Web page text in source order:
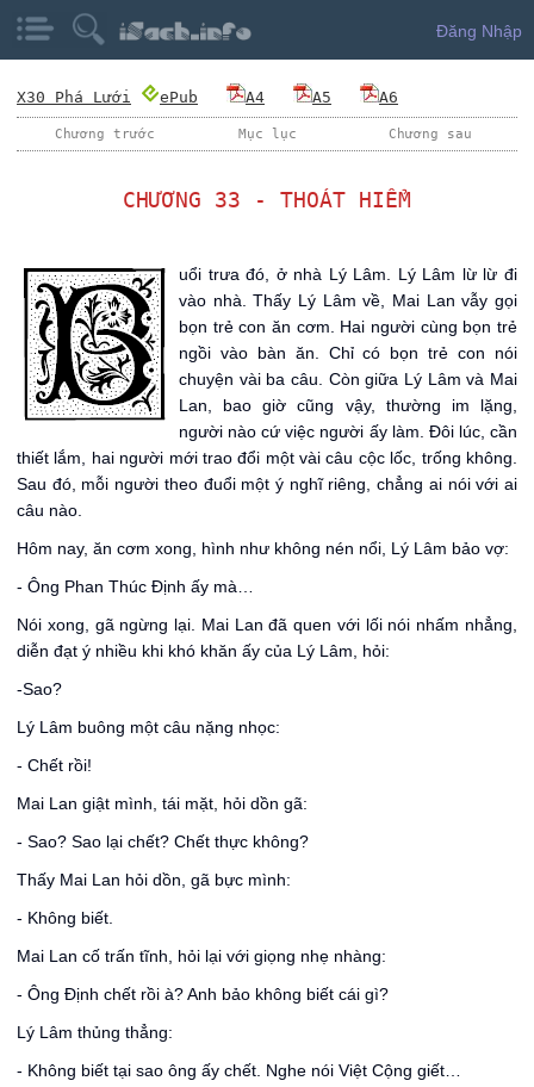
Đăng Nhập
X30 Phá Lưới ePub A4 A5 A6
Chương trước Mục lục Chương sau
CHƯƠNG 33 - THOÁT HIỂM
uổi trưa đó, ở nhà Lý Lâm. Lý Lâm lừ lừ đi
vào nhà. Thấy Lý Lâm về, Mai Lan vẫy gọi
bọn trẻ con ăn cơm. Hai người cùng bọn trẻ
ngồi vào bàn ăn. Chỉ có bọn trẻ con nói
chuyện vài ba câu. Còn giữa Lý Lâm và Mai
Lan, bao giờ cũng vậy, thường im lặng,
người nào cứ việc người ấy làm. Đôi lúc, cần
thiết lắm, hai người mới trao đổi một vài câu cộc lốc, trống không.
Sau đó, mỗi người theo đuổi một ý nghĩ riêng, chẳng ai nói với ai
câu nào.
Hôm nay, ăn cơm xong, hình như không nén nổi, Lý Lâm bảo vợ:
- Ông Phan Thúc Định ấy mà…
Nói xong, gã ngừng lại. Mai Lan đã quen với lối nói nhấm nhẳng,
diễn đạt ý nhiều khi khó khăn ấy của Lý Lâm, hỏi:
-Sao?
Lý Lâm buông một câu nặng nhọc:
- Chết rồi!
Mai Lan giật mình, tái mặt, hỏi dồn gã:
- Sao? Sao lại chết? Chết thực không?
Thấy Mai Lan hỏi dồn, gã bực mình:
- Không biết.
Mai Lan cố trấn tĩnh, hỏi lại với giọng nhẹ nhàng:
- Ông Định chết rồi à? Anh bảo không biết cái gì?
Lý Lâm thủng thẳng:
- Không biết tại sao ông ấy chết. Nghe nói Việt Cộng giết…